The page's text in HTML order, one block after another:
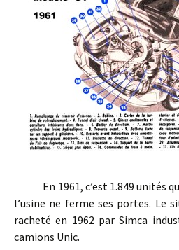
En 1961, c’est 1.849 unités
l’usine ne ferme ses portes. Le
racheté en 1962 par Simca
camions Unic.